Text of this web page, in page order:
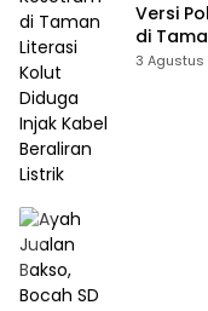
Versi
di
3 Agustus